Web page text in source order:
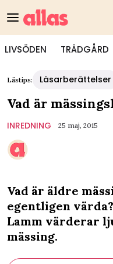
LIVSÖDEN TRÄDGÅRD
Lästips: Läsarberättelser
Vad är
INREDNING 25 maj, 2015
Vad är äldre
egentligen
Lamm värderar
mässing.